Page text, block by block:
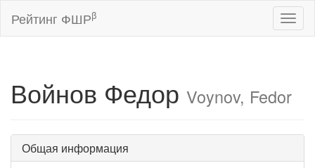
Рейтинг ФШРβ
Войнов Федор Voynov, Fedor
Общая информация